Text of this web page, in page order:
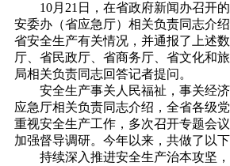
10月21日，在省政府新闻办召开的
安委办（省应急厅）相关负责同志介
省安全生产有关情况，并通报了上述
厅、省民政厅、省商务厅、省文化和
局相关负责同志回答记者提问。
安全生产事关人民福祉，事关经济
应急厅相关负责同志介绍，全省各级
重视安全生产工作，多次召开专题会
加强督导调研。今年以来，共做了以下
持续深入推进安全生产治本攻坚，